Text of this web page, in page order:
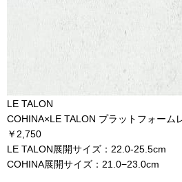
LE TALON
COHINA×LE TALON プラットフォーム
￥2,750
LE TALON展開サイズ：22.0-25.5cm
COHINA展開サイズ：21.0−23.0cm